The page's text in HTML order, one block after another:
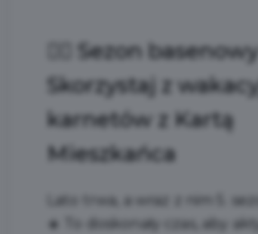
🏊‍♂️ Sezon
Skorzystaj z
karnetów z Kartą
Mieszkańca
Lato trwa, a wraz z nim 5.
☀️ To doskonały czas, aby